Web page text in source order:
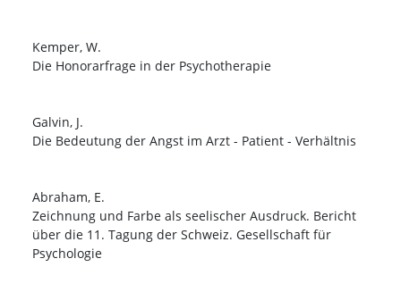
Kemper, W.
Die Honorarfrage in der Psychotherapie
Galvin, J.
Die Bedeutung der Angst im Arzt - Patient - Verhältnis
Abraham, E.
Zeichnung und Farbe als seelischer Ausdruck. Bericht
über die 11. Tagung der Schweiz. Gesellschaft für
Psychologie